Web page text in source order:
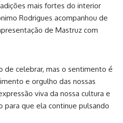
mais fortes do interior
Rodrigues acompanhou de
de Mastruz com
de celebrar, mas o sentimento é
e orgulho das nossas
viva da nossa cultura e
para que ela continue pulsando